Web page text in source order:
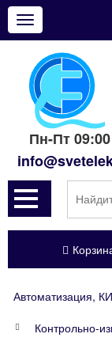
Показать
меню
Пн-Пт
Автоматизация,
Контрольно-